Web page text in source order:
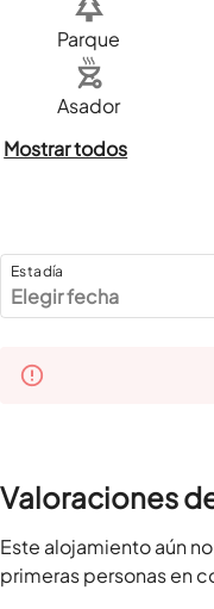
Parque
Asador
Mostrar todos
Estadía
Elegir fecha
Valoraciones
Este alojamiento aún
primeras personas en